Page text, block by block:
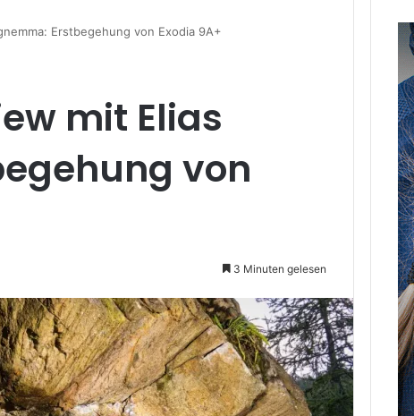
Erstbegehung von Exodia 9A+
mit Elias
von
3 Minuten gelesen